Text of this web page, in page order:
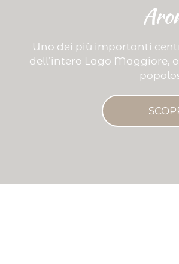
Uno dei più importanti
dell’intero Lago Maggiore,